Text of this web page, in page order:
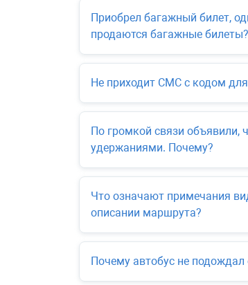
Приобрел багажный билет,
продаются багажные билеты?
Не приходит СМС с кодом
По громкой связи объявили,
удержаниями. Почему?
Что означают примечания
описании маршрута?
Почему автобус не